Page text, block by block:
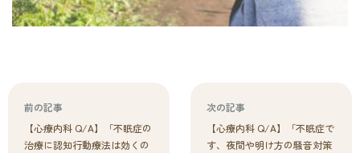
前の記事
【心療内科 Q/A】「不眠症の
治療に認知行動療法は効くの
次の記事
【心療内科 Q/A】「不眠症で
す、夜間や明け方の騒音対策